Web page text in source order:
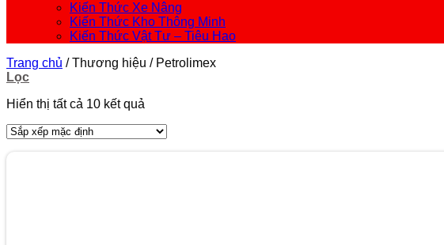
Kiến Thức Xe Nâng
Kiến Thức Kho Thông Minh
Kiến Thức Vật Tư – Tiêu Hao
Trang chủ /Thương hiệu /Petrolimex
Lọc
Hiển thị tất cả 10 kết quả